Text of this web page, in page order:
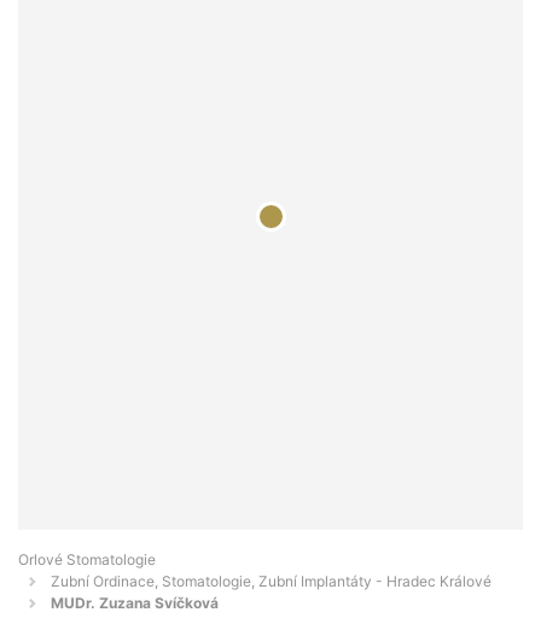
Orlové Stomatologie
Zubní Ordinace, Stomatologie, Zubní Implantáty - Hradec Králové
MUDr. Zuzana Svíčková